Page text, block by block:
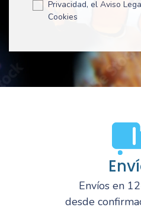
Privacidad, el Aviso
Cookies
Envíos en
desde